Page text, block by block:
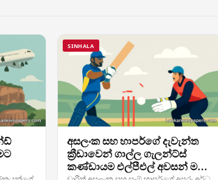
SINHALA
අසලංක සහ හාපර්ගේ දැවැන්ත
ක්‍රීඩාවෙන් ගාල්ල ගැලන්ට්ස්
කණ්ඩායම එල්පීඑල් අවසන් මහ